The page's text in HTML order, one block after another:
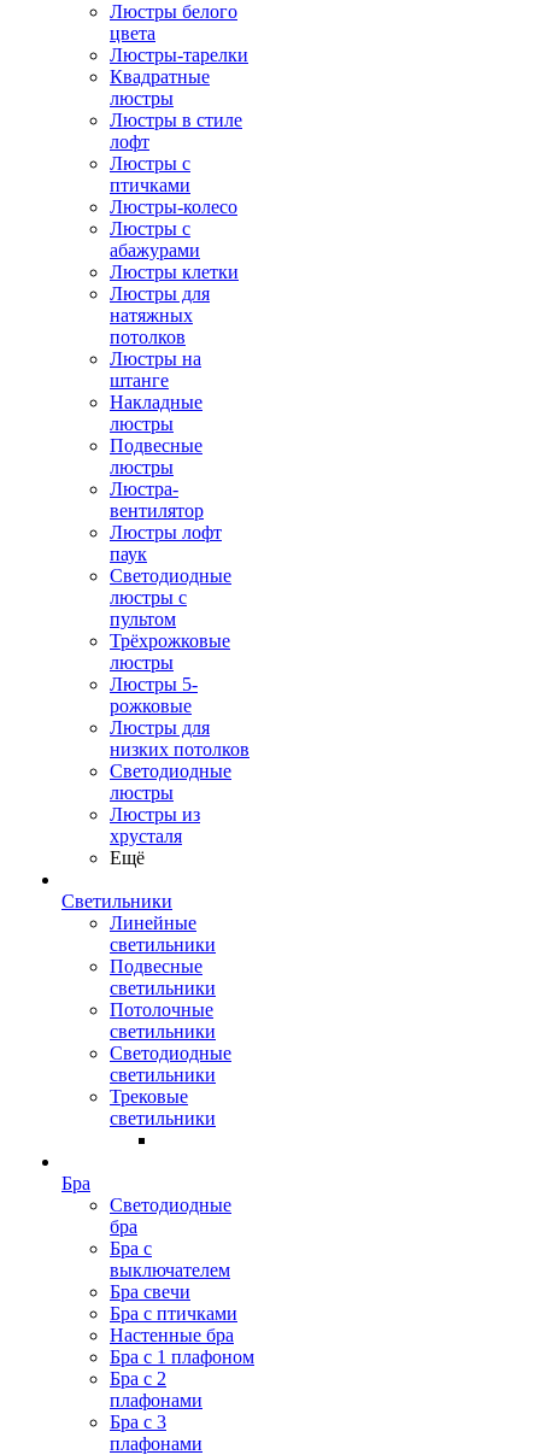
Люстры белого
цвета
Люстры-тарелки
Квадратные
люстры
Люстры в стиле
лофт
Люстры с
птичками
Люстры-колесо
Люстры с
абажурами
Люстры клетки
Люстры для
натяжных
потолков
Люстры на
штанге
Накладные
люстры
Подвесные
люстры
Люстра-
вентилятор
Люстры лофт
паук
Светодиодные
люстры с
пультом
Трёхрожковые
люстры
Люстры 5-
рожковые
Люстры для
низких потолков
Cветодиодные
люстры
Люстры из
хрусталя
Ещё
Светильники
Линейные
светильники
Подвесные
светильники
Потолочные
светильники
Светодиодные
светильники
Трековые
светильники
Бра
Светодиодные
бра
Бра с
выключателем
Бра свечи
Бра с птичками
Настенные бра
Бра с 1 плафоном
Бра с 2
плафонами
Бра с 3
плафонами